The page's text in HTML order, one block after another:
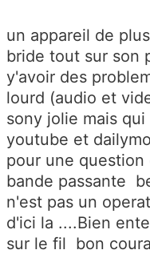
un appareil de
bride tout sur son
y'avoir des
lourd (audio et
sony jolie mais
youtube et
pour une question
bande passante
n'est pas un
d'ici la ....Bien
sur le fil bon